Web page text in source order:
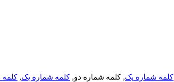
کلمه شماره یک, کلمه شماره دو, کلمه شماره یک, کلمه